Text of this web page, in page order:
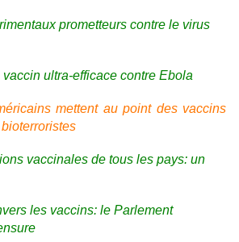
prometteurs contre le virus
ultra-efficace contre Ebola
mettent au point des vaccins
vaccinales de tous les pays: un
les vaccins: le Parlement